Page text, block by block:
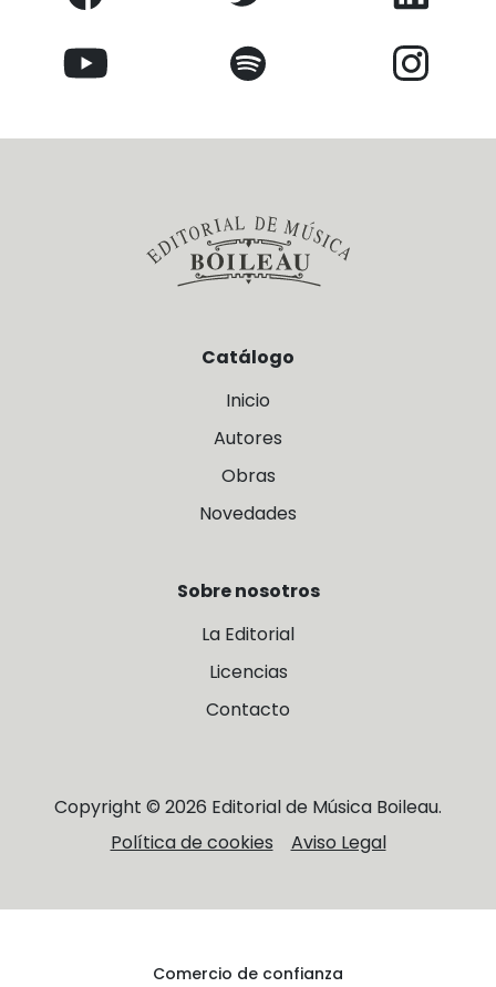
Catálogo
Inicio
Autores
Obras
Novedades
Sobre nosotros
La Editorial
Licencias
Contacto
Copyright © 2026 Editorial de Música Boileau.
Política de cookies
Aviso Legal
Comercio de confianza